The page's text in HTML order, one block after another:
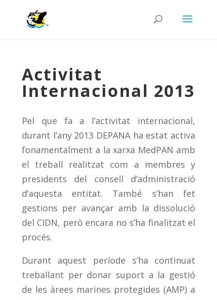
Activitat
Internacional 2013
Pel que fa a l’activitat internacional,
durant l’any 2013 DEPANA ha estat activa
fonamentalment a la xarxa MedPAN amb
el treball realitzat com a membres y
presidents del consell d’administració
d’aquesta entitat. També s’han fet
gestions per avançar amb la dissolució
del CIDN, però encara no s’ha finalitzat el
procés.
Durant aquest període s’ha continuat
treballant per donar suport a la gestió
de les àrees marines protegides (AMP) a